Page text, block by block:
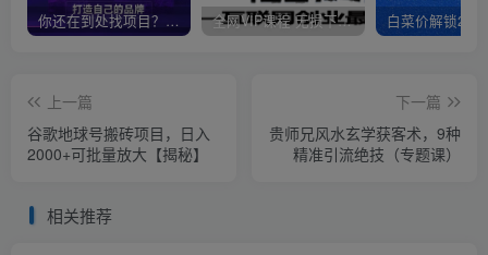
你还在到处找项目？还在当韭菜？我靠卖项目一个月收入5万+，曾经我也是个失败者。 全网VIP课程 无损下载~
上一篇
谷歌地球号搬砖项目，日入
2000+可批量放大【揭秘】
下一篇
贵师兄风水玄学获客术，9种
精准引流绝技（专题课）
相关推荐